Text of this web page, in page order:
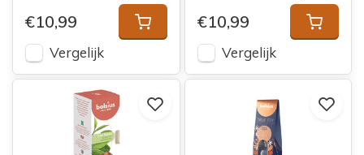
€10,99
Vergelijk
€10,99
Vergelijk